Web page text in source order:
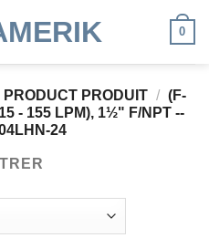
0
PRODUCT PRODUIT / (F-
- 155 LPM), 1½" F/NPT --
24